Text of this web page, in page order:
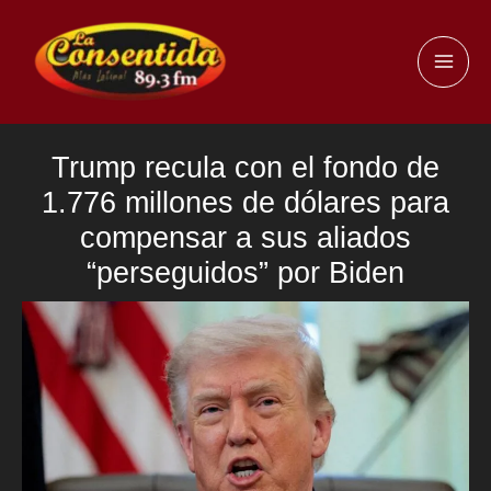
contenido
Trump recula con el fondo de
1.776 millones de dólares para
compensar a sus aliados
“perseguidos” por Biden